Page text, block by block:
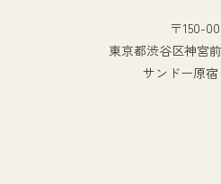
〒150-
東京都渋谷区神宮
サンドー原宿